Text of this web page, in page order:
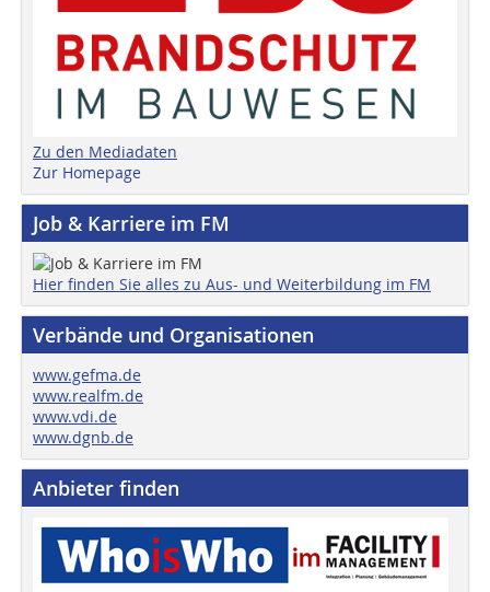
Zu den Mediadaten
Zur Homepage
Job & Karriere im FM
Hier finden Sie alles zu Aus- und Weiterbildung im FM
Verbände und Organisationen
www.gefma.de
www.realfm.de
www.vdi.de
www.dgnb.de
Anbieter finden